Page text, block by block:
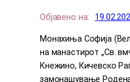
Објавено на:
Монахиња Софија
на манастирот „Св.
Кнежино, Кичевско
замонашување